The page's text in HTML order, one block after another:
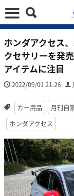
ホンダアクセス
クセサリーを発
アイテムに注目
2022/09/01 21:26
カー用品 月刊自
ホンダアクセス